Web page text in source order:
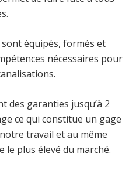
équipés, formés et
nécessaires pour
des garanties jusqu’à 2
ce qui constitue un gage
travail et au même
le plus élevé du marché.